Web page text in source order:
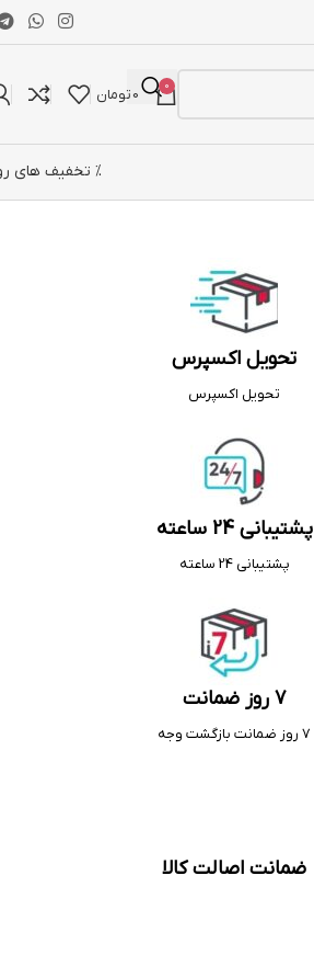
0
0تومان
% تخفیف های
تحویل اکسپرس
تحویل اکسپرس
پشتیبانی 24 ساعته
پشتیبانی 24 ساعته
7 روز ضمانت
7 روز ضمانت بازگشت وجه
ضمانت اصالت کالا